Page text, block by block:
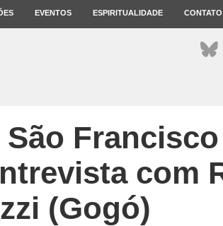
EVENTOS ESPIRITUALIDADE CONTATO
com
(Gogó)